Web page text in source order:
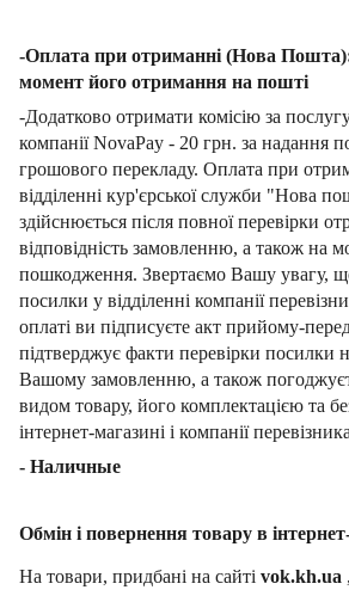
-Оплата при отриманні (Нова
момент його отримання на пошті
-Додатково отримати комісію за
компанії NovaPay - 20 грн. за надання
грошового перекладу. Оплата при
відділенні кур'єрської служби "Нова
здійснюється після повної перевірки
відповідність замовленню, а також на
пошкодження. Звертаємо Вашу увагу,
посилки у відділенні компанії
оплаті ви підписуєте акт прийому-
підтверджує факти перевірки посилки
Вашому замовленню, а також
видом товару, його комплектацією та
інтернет-магазині і компанії перевізника
- Наличные
Обмін і повернення товару в
На товари, придбані на сайті vok.kh.ua